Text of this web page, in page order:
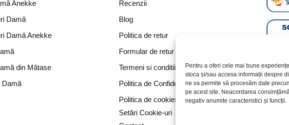
Pentru a oferi cele mai bune
stoca și/sau accesa informații despre
ne va permite să procesăm date
pe acest site. Neacordarea
negativ anumite caracteristici și funcții.
Anekke
Damă
Damă Anekke
din Mătase
Damă
Recenzii
Blog
Politica de retur
Formular de retur
Termeni si conditii
Politica de Confidențialitate
Politica de cookies
Setări Cookie-uri